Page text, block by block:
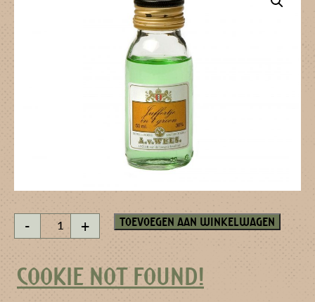
-
Juffertje
-
miniatuur
+ Toevoegen aan winkelwagen
COOKIE NOT FOUND!